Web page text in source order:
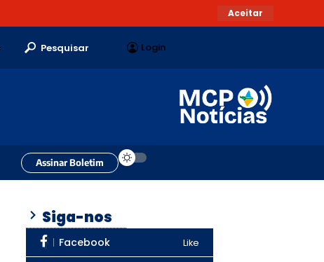
Aceitar
Pesquisar Login
Assinar Boletim
Siga-nos
Facebook Like